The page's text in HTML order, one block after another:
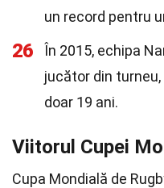
un record pentru
26
În 2015, echipa
jucător din
doar 19 ani.
Viitorul Cupei
Cupa Mondială de